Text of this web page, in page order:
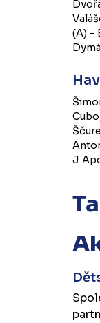
(A) –
J.